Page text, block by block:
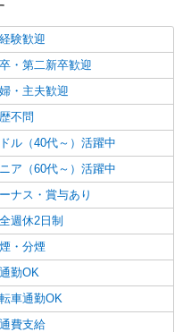
験歓迎
・第二新卒歓迎
・主夫歓迎
不問
ル（40代～）活躍中
ア（60代～）活躍中
ナス・賞与あり
週休2日制
・分煙
勤OK
車通勤OK
費支給